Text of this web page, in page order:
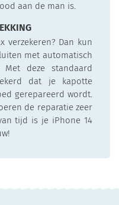
aan de man is.
verzekeren? Dan kun
met automatisch
deze standaard
dat je kapotte
gerepareerd wordt.
de reparatie zeer
tijd is je iPhone 14